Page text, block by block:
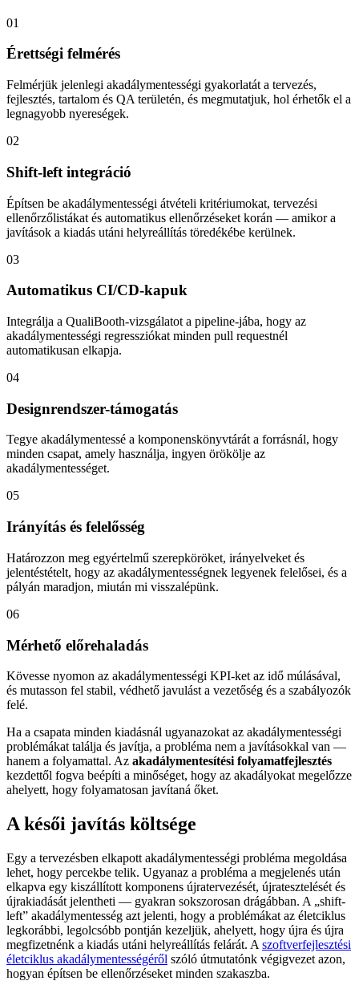
01
Érettségi felmérés
Felmérjük jelenlegi akadálymentességi gyakorlatát a tervezés,
fejlesztés, tartalom és QA területén, és megmutatjuk, hol érhetők el a
legnagyobb nyereségek.
02
Shift-left integráció
Építsen be akadálymentességi átvételi kritériumokat, tervezési
ellenőrzőlistákat és automatikus ellenőrzéseket korán — amikor a
javítások a kiadás utáni helyreállítás töredékébe kerülnek.
03
Automatikus CI/CD-kapuk
Integrálja a QualiBooth-vizsgálatot a pipeline-jába, hogy az
akadálymentességi regressziókat minden pull requestnél
automatikusan elkapja.
04
Designrendszer-támogatás
Tegye akadálymentessé a komponenskönyvtárát a forrásnál, hogy
minden csapat, amely használja, ingyen örökölje az
akadálymentességet.
05
Irányítás és felelősség
Határozzon meg egyértelmű szerepköröket, irányelveket és
jelentéstételt, hogy az akadálymentességnek legyenek felelősei, és a
pályán maradjon, miután mi visszalépünk.
06
Mérhető előrehaladás
Kövesse nyomon az akadálymentességi KPI-ket az idő múlásával,
és mutasson fel stabil, védhető javulást a vezetőség és a szabályozók
felé.
Ha a csapata minden kiadásnál ugyanazokat az akadálymentességi
problémákat találja és javítja, a probléma nem a javításokkal van —
hanem a folyamattal. Az akadálymentesítési folyamatfejlesztés
kezdettől fogva beépíti a minőséget, hogy az akadályokat megelőzze
ahelyett, hogy folyamatosan javítaná őket.
A késői javítás költsége
Egy a tervezésben elkapott akadálymentességi probléma megoldása
lehet, hogy percekbe telik. Ugyanaz a probléma a megjelenés után
elkapva egy kiszállított komponens újratervezését, újratesztelését és
újrakiadását jelentheti — gyakran sokszorosan drágábban. A „shift-
left” akadálymentesség azt jelenti, hogy a problémákat az életciklus
legkorábbi, legolcsóbb pontján kezeljük, ahelyett, hogy újra és újra
megfizetnénk a kiadás utáni helyreállítás felárát. A szoftverfejlesztési
életciklus akadálymentességéről szóló útmutatónk végigvezet azon,
hogyan építsen be ellenőrzéseket minden szakaszba.